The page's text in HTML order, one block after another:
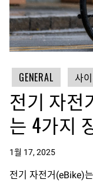
GENERAL 사
전기 자전
는 4가지
1월 17, 2025
전기 자전거(eBike)